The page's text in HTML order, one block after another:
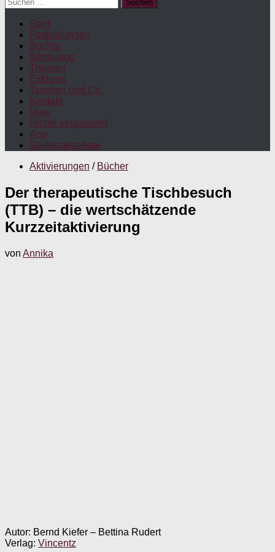
nach:
Start
Fortbildungen
Bücher
Betreuung
Themen
Exklusiv
Taschen und Co.
Kontakt
Maw
Nichts verpassen!
App
Stellenangebote
Aktivierungen / Bücher
Der therapeutische Tischbesuch
(TTB) – die wertschätzende
Kurzzeitaktivierung
von Annika
Autor: Bernd Kiefer – Bettina Rudert
Verlag: Vincentz